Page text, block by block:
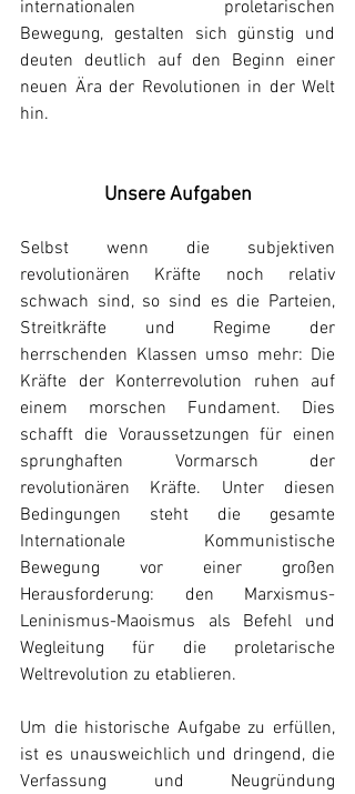
internationalen proletarischen
Bewegung, gestalten sich günstig und
deuten deutlich auf den Beginn einer
neuen Ära der Revolutionen in der Welt
hin.
Unsere Aufgaben
Selbst wenn die subjektiven
revolutionären Kräfte noch relativ
schwach sind, so sind es die Parteien,
Streitkräfte und Regime der
herrschenden Klassen umso mehr: Die
Kräfte der Konterrevolution ruhen auf
einem morschen Fundament. Dies
schafft die Voraussetzungen für einen
sprunghaften Vormarsch der
revolutionären Kräfte. Unter diesen
Bedingungen steht die gesamte
Internationale Kommunistische
Bewegung vor einer großen
Herausforderung: den Marxismus-
Leninismus-Maoismus als Befehl und
Wegleitung für die proletarische
Weltrevolution zu etablieren.
Um die historische Aufgabe zu erfüllen,
ist es unausweichlich und dringend, die
Verfassung und Neugründung